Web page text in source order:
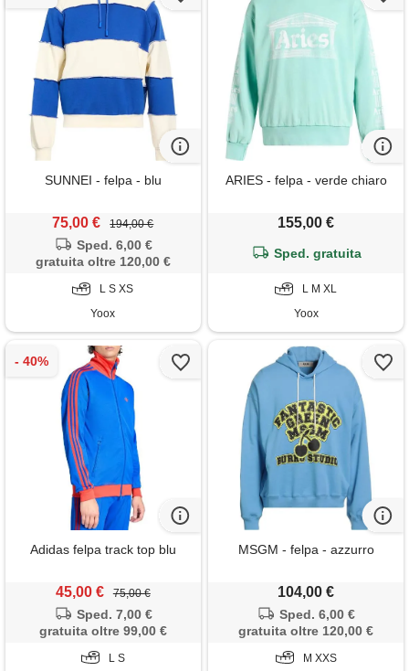
SUNNEI - felpa - blu
75,00 € 194,00 €
Sped. 6,00 €
gratuita oltre 120,00 €
L S XS
Yoox
ARIES - felpa - verde chiaro
155,00 €
Sped. gratuita
L M XL
Yoox
Adidas felpa track top blu
45,00 € 75,00 €
Sped. 7,00 €
gratuita oltre 99,00 €
L S
MSGM - felpa - azzurro
104,00 €
Sped. 6,00 €
gratuita oltre 120,00 €
M XXS